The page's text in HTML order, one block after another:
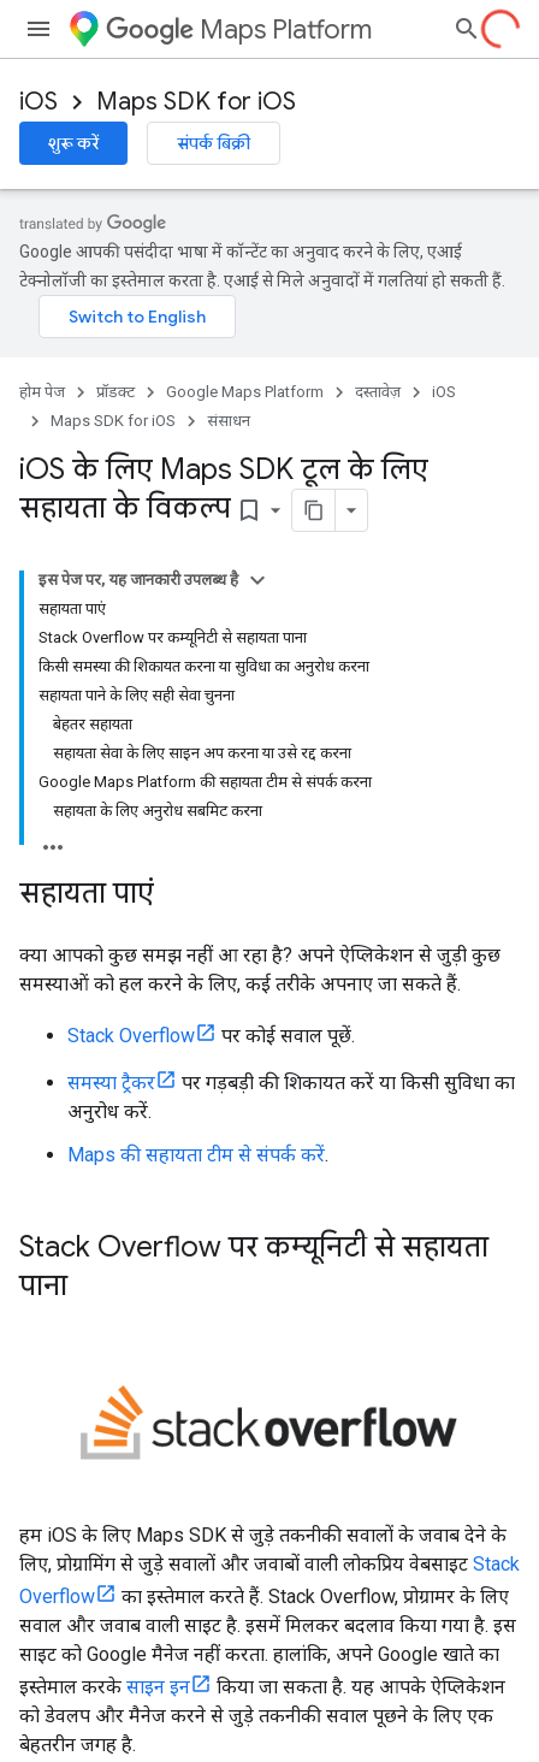
Maps Platform
iOS Maps SDK for iOS
शुरू करें संपर्क बिक्री
Google आपकी पसंदीदा भाषा में कॉन्टेंट का अनुवाद करने के लिए, एआई
टेक्नोलॉजी का इस्तेमाल करता है. एआई से मिले अनुवादों में गलतियां हो सकती हैं.
होम पेज प्रॉडक्ट Google Maps Platform दस्तावेज़
iOS
Maps SDK for iOS
संसाधन
iOS के लिए Maps SDK टूल के लिए
सहायता के विकल्प bookmark_border
इस पेज पर, यह जानकारी उपलब्ध है
सहायता पाएं
Stack Overflow पर कम्यूनिटी से सहायता पाना
किसी समस्या की शिकायत करना या सुविधा का अनुरोध करना
सहायता पाने के लिए सही सेवा चुनना
बेहतर सहायता
सहायता सेवा के लिए साइन अप करना या उसे रद्द करना
Google Maps Platform की सहायता टीम से संपर्क करना
सहायता के लिए अनुरोध सबमिट करना
सहायता पाएं
क्या आपको कुछ समझ नहीं आ रहा है? अपने ऐप्लिकेशन से जुड़ी कुछ
समस्याओं को हल करने के लिए, कई तरीके अपनाए जा सकते हैं.
Stack Overflow पर कोई सवाल पूछें.
समस्या ट्रैकर
पर गड़बड़ी की शिकायत करें या किसी सुविधा का
अनुरोध करें.
Maps की सहायता टीम से संपर्क करें.
Stack Overflow पर कम्यूनिटी से सहायता
पाना
हम iOS के लिए Maps SDK से जुड़े तकनीकी सवालों के जवाब देने के
लिए, प्रोग्रामिंग से जुड़े सवालों और जवाबों वाली लोकप्रिय वेबसाइट Stack
Overflow
का इस्तेमाल करते हैं. Stack Overflow, प्रोग्रामर के लिए
सवाल और जवाब वाली साइट है. इसमें मिलकर बदलाव किया गया है. इस
साइट को Google मैनेज नहीं करता. हालांकि, अपने Google खाते का
इस्तेमाल करके साइन इन
किया जा सकता है. यह आपके ऐप्लिकेशन
को डेवलप और मैनेज करने से जुड़े तकनीकी सवाल पूछने के लिए एक
बेहतरीन जगह है.